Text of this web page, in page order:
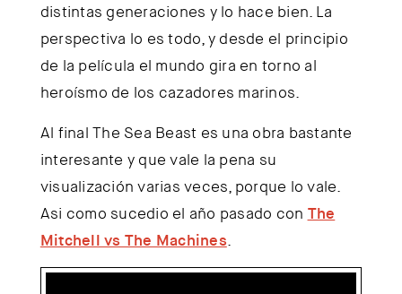
distintas generaciones y lo hace bien. La
perspectiva lo es todo, y desde el principio
de la película el mundo gira en torno al
heroísmo de los cazadores marinos.
Al final The Sea Beast es una obra bastante
interesante y que vale la pena su
visualización varias veces, porque lo vale.
Asi como sucedio el año pasado con The
Mitchell vs The Machines.